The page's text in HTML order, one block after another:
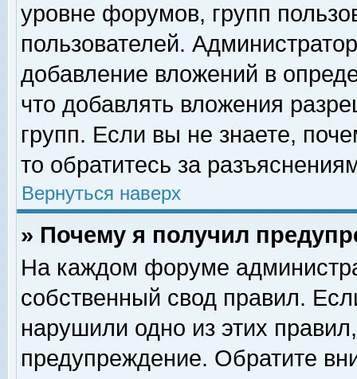
уровне форумов, групп
пользователей.
добавление вложений в
что добавлять вложения
групп. Если вы не знаете,
то обратитесь за
Вернуться наверх
» Почему я получил
На каждом форуме
собственный свод правил.
нарушили одно из этих
предупреждение. Обратите